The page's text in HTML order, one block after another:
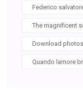
Federico
The magnificent
Download
Quando lamore